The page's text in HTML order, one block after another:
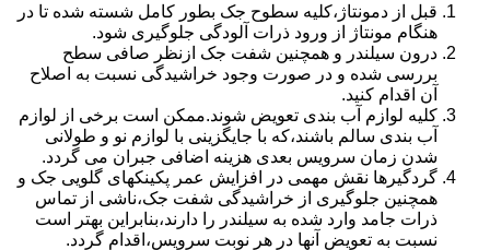
قبل از دمونتاژ،کلیه سطوح جک بطور کامل شسته شده تا در
هنگام مونتاژ از ورود ذرات آلودگی جلوگیری شود.
درون سیلندر و همچنین شفت جک ازنظر صافی سطح
بررسی شده و در صورت وجود خراشیدگی نسبت به اصلاح
آن اقدام کنید.
کلیه لوازم آب بندی تعویض شوند.ممکن است برخی از لوازم
آب بندی سالم باشند،که با جایگزینی با لوازم نو و طولانی
شدن زمان سرویس بعدی هزینه اضافی جبران می گردد.
گردگیرها نقش مهمی در افزایش عمر پکینکهای گلویی جک و
همچنین جلوگیری از خراشیدگی شفت جک،ناشی از تماس
ذرات جامد وارد شده به سیلندر را دارند،بنابراین بهتر است
نسبت به تعویض آنها در هر نوبت سرویس،اقدام گردد.